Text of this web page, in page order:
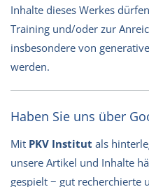
Inhalte dieses Werkes
Training und/oder zur
insbesondere von
werden.
Haben Sie uns über
Mit PKV Institut als
unsere Artikel und Inhalte
gespielt − gut recherchierte